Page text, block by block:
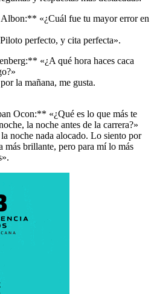
«¿Cuál fue tu mayor error en
perfecto, y cita perfecta».
«¿A qué hora haces caca
la mañana, me gusta.
Ocon:** «¿Qué es lo que más te
la noche antes de la carrera?»
noche nada alocado. Lo siento por
más brillante, pero para mí lo más